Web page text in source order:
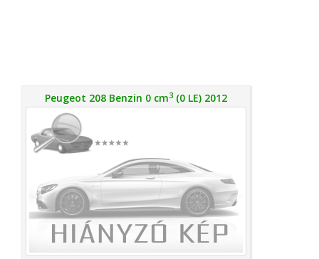
Peugeot 208 Benzin 0 cm3 (0 LE) 2012